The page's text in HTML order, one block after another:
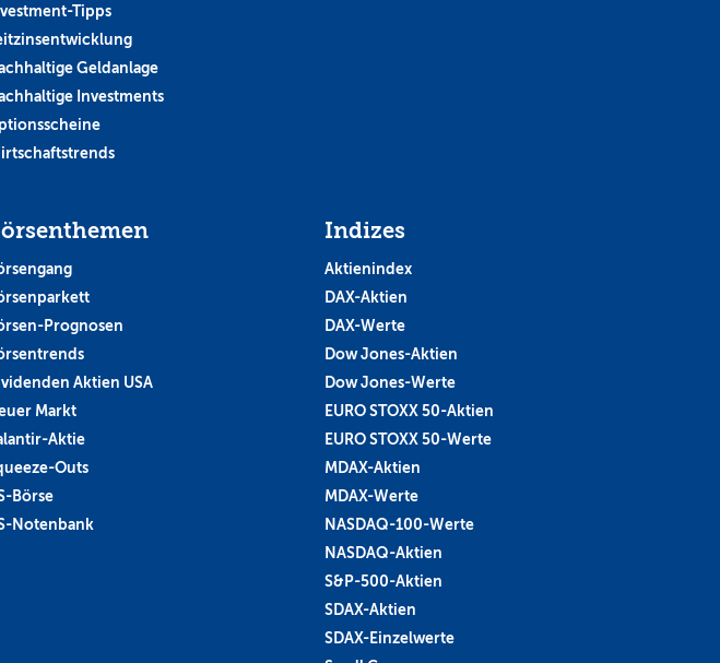
Tipps
Geldanlage
Investments
Prognosen
Aktien USA
Markt
Aktie
Outs
Börse
Notenbank
Indizes
Aktienindex
DAX-Aktien
DAX-Werte
Dow Jones-Aktien
Dow Jones-Werte
EURO STOXX 50-Aktien
EURO STOXX 50-Werte
MDAX-Aktien
MDAX-Werte
NASDAQ-100-Werte
NASDAQ-Aktien
S&P-500-Aktien
SDAX-Aktien
SDAX-Einzelwerte